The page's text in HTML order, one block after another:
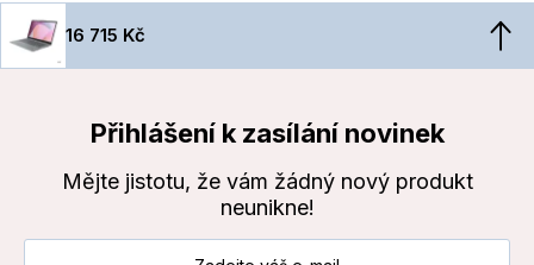
16 715 Kč
Přihlášení k zasílání novinek
Mějte jistotu, že vám žádný nový produkt
neunikne!